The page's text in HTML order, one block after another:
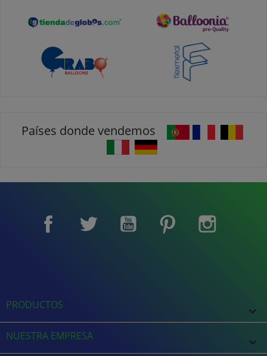
Países donde vendemos
Facebook Twitter YouTube Pinterest
PRODUCTOS 
NUESTRA EMPRESA 